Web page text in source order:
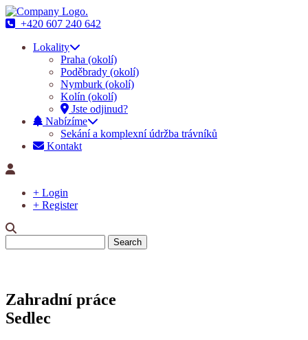
Main
navigation
+420 607 240 642
Lokality
Praha (okolí)
Poděbrady (okolí)
Nymburk (okolí)
Kolín (okolí)
Jste odjinud?
Nabízíme
Sekání a komplexní údržba trávníků
Kontakt
+ Login
+ Register
Zahradní práce
Sedlec